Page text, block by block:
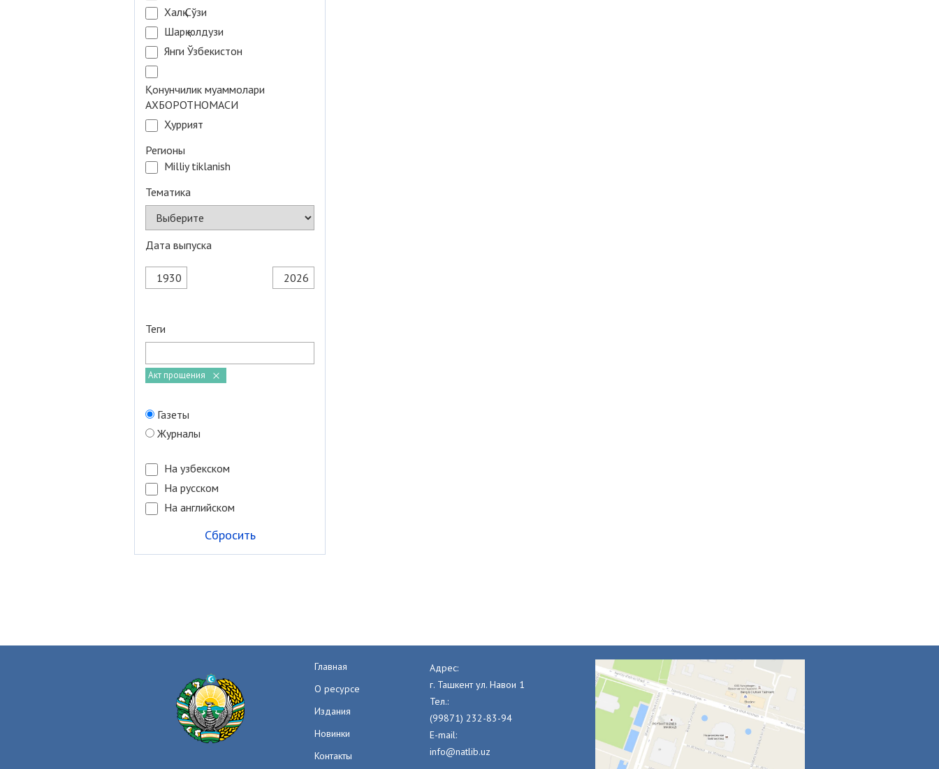
Халқ Сўзи
Шарқ юлдузи
Янги Ўзбекистон
Қонунчилик муаммолари
АХБОРОТНОМАСИ
Ҳуррият
Регионы
Milliy tiklanish
Тематика
Дата выпуска
Теги
Акт прощения
Газеты
Журналы
На узбекском
На русском
На английском
Сбросить
Главная
О ресурсе
Издания
Новинки
Контакты
Адрес:
г. Ташкент ул. Навои 1
Тел.:
(99871) 232-83-94
E-mail:
info@natlib.uz